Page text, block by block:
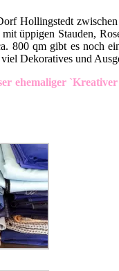
Hollingstedt
üppigen Stauden,
800 qm gibt es noch
Dekoratives und
ehemaliger